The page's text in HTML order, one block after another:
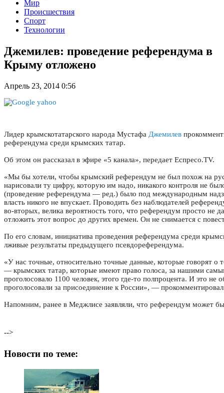
Мир
Происшествия
Спорт
Технологии
Джемилев: проведение референдума в
Крыму отложено
Апрель 23, 2014 0:56
Лидер крымскотатарского народа Мустафа Джемилев
референдума среди крымских татар.
Об этом он рассказал в эфире «5 канала», передает Еспресо.TV.
«Мы бы хотели, чтобы крымский референдум не был похож на
нарисовали ту цифру, которую им надо, никакого контроля не
(проведение референдума — ред.) было под международным
власть никого не впускает. Проводить без наблюдателей
во-вторых, велика вероятность того, что референдум просто не
отложить этот вопрос до других времен. Он не снимается с
По его словам, инициатива проведения референдума среди
лживые результаты предыдущего псевдореферендума.
«У нас точные, относительно точные данные, которые говорят о
— крымских татар, которые имеют право голоса, за нашими
проголосовало 1100 человек, этого где-то полпроцента. И это не
проголосовали за присоединение к России», —
Напомним, ранее в Меджлисе заявляли, что референдум может
-->
Новости по теме: